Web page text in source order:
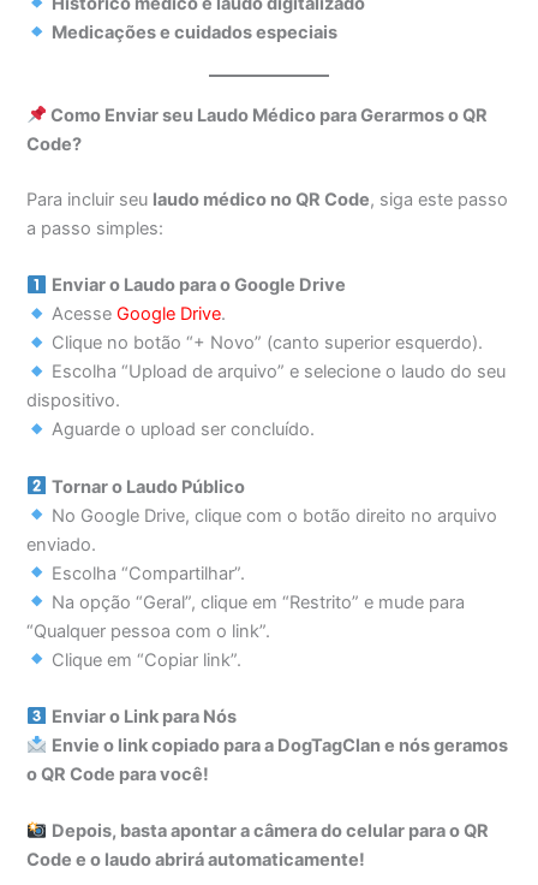
Medicações e cuidados especiais
Como Enviar seu Laudo Médico para Gerarmos o QR
Code?
Para incluir seu laudo médico no QR Code, siga este passo
a passo simples:
Enviar o Laudo para o Google Drive
AcesseGoogle Drive.
Clique no botão “+ Novo” (canto superior esquerdo).
Escolha “Upload de arquivo” e selecione o laudo do seu
dispositivo.
Aguarde o upload ser concluído.
Tornar o Laudo Público
No Google Drive, clique com o botão direito no arquivo
enviado.
Escolha “Compartilhar”.
Na opção “Geral”, clique em “Restrito” e mude para
“Qualquer pessoa com o link”.
Clique em “Copiar link”.
Enviar o Link para Nós
Envie o link copiado para a DogTagClan e nós geramos
o QR Code para você!
Depois, basta apontar a câmera do celular para o QR
Code e o laudo abrirá automaticamente!